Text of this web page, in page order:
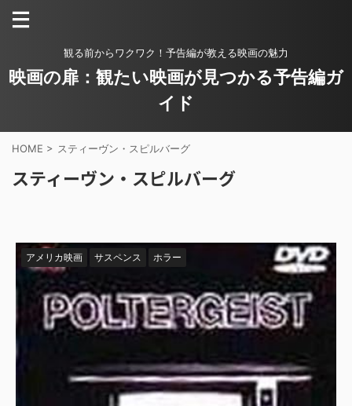
観る前からワクワク！予告編が教える映画の魅力
映画の扉：観たい映画が見つかる予告編ガ
イド
HOME > スティーヴン・スピルバーグ
スティーヴン・スピルバーグ
アメリカ映画 サスペンス ホラー